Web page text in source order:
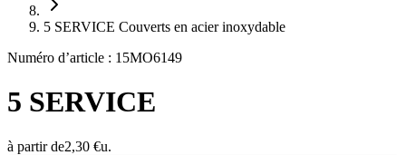
5 SERVICE Couverts en acier inoxydable
Numéro d’article : 15MO6149
5 SERVICE
à partir de2,30 €u.